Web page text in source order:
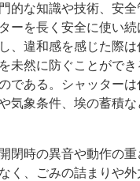
的な知識や技術、安
ーを長く安全に使い
、違和感を感じた際
未然に防ぐことがで
である。シャッター
気象条件、埃の蓄積
閉時の異音や動作の
く、ごみの詰まりや